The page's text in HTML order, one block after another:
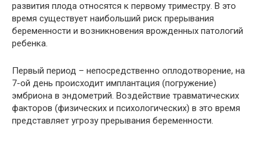
развития плода относятся к первому триместру. В это
время существует наибольший риск прерывания
беременности и возникновения врожденных патологий
ребенка.
Первый период – непосредственно оплодотворение, на
7-ой день происходит имплантация (погружение)
эмбриона в эндометрий. Воздействие травматических
факторов (физических и психологических) в это время
представляет угрозу прерывания беременности.